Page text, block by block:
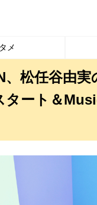
メ
、松任谷由
タート＆